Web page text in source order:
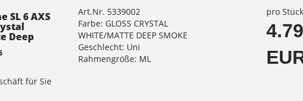
SL 6 AXS
Deep
für Sie
Art.Nr. 5339002
Farbe: GLOSS CRYSTAL
WHITE/MATTE DEEP SMOKE
Geschlecht: Uni
Rahmengröße: ML
pro